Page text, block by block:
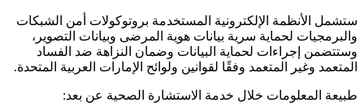
ستشمل الأنظمة الإلكترونية المستخدمة بروتوكولات أمن الشبكات
والبرمجيات لحماية سرية بيانات هوية المرضى وبيانات التصوير،
وستتضمن إجراءات لحماية البيانات وضمان النزاهة ضد الفساد
المتعمد وغير المتعمد وفقًا لقوانين ولوائح الإمارات العربية المتحدة.
طبيعة المعلومات خلال خدمة الاستشارة الصحية عن بعد: